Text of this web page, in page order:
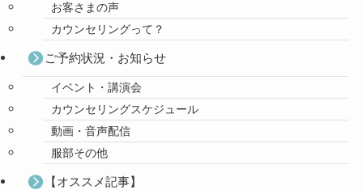
お客さまの声
カウンセリングって？
ご予約状況・お知らせ
イベント・講演会
カウンセリングスケジュール
動画・音声配信
服部その他
【オススメ記事】